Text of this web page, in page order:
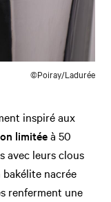
©Poiray/Ladurée
inspiré aux
limitéeà 50
avec leurs clous
nacrée
renferment une